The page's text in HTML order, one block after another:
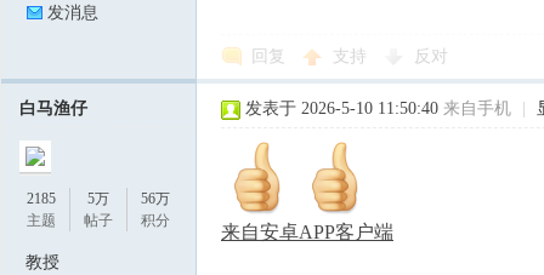
发消息
回复 支持 反对
白马渔仔
2185
主题
5万
帖子
56万
积分
教授
发表于 2026-5-10 11:50:40 来自手机
来自安卓APP客户端